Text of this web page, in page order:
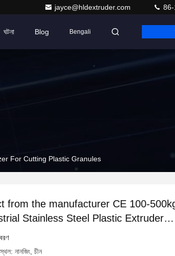
jayce@hldextruder.com
ঘটনা Blog Bengali
For Cutting Plastic Granules
from the manufacturer CE 100-
Stainless Steel Plastic Extruder
For Cutting Plastic Granules
নানজিং, চীন